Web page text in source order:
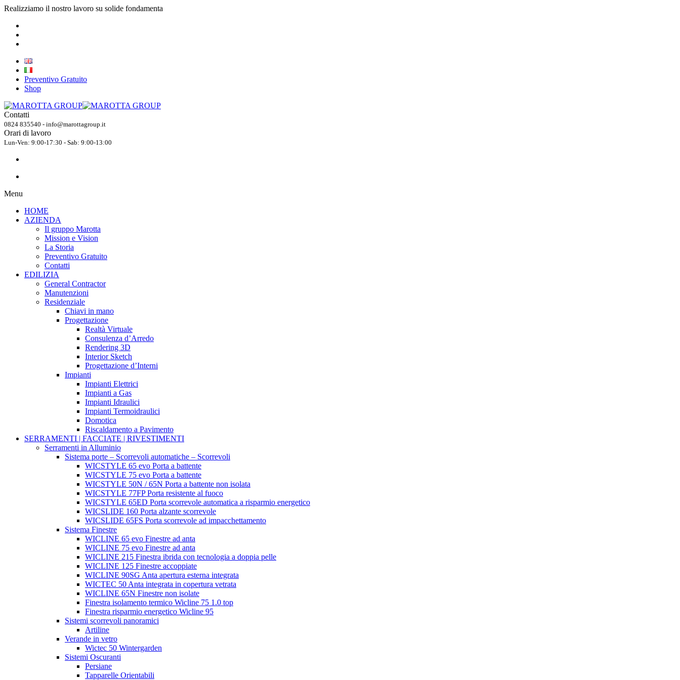
Realizziamo il nostro lavoro su solide fondamenta
Preventivo Gratuito
Shop
Contatti
0824 835540 - info@marottagroup.it
Orari di lavoro
Lun-Ven: 9:00-17:30 - Sab: 9:00-13:00
Menu
HOME
AZIENDA
Il gruppo Marotta
Mission e Vision
La Storia
Preventivo Gratuito
Contatti
EDILIZIA
General Contractor
Manutenzioni
Residenziale
Chiavi in mano
Progettazione
Realtà Virtuale
Consulenza d’Arredo
Rendering 3D
Interior Sketch
Progettazione d’Interni
Impianti
Impianti Elettrici
Impianti a Gas
Impianti Idraulici
Impianti Termoidraulici
Domotica
Riscaldamento a Pavimento
SERRAMENTI | FACCIATE | RIVESTIMENTI
Serramenti in Alluminio
Sistema porte – Scorrevoli automatiche – Scorrevoli
WICSTYLE 65 evo Porta a battente
WICSTYLE 75 evo Porta a battente
WICSTYLE 50N / 65N Porta a battente non isolata
WICSTYLE 77FP Porta resistente al fuoco
WICSTYLE 65ED Porta scorrevole automatica a risparmio energetico
WICSLIDE 160 Porta alzante scorrevole
WICSLIDE 65FS Porta scorrevole ad impacchettamento
Sistema Finestre
WICLINE 65 evo Finestre ad anta
WICLINE 75 evo Finestre ad anta
WICLINE 215 Finestra ibrida con tecnologia a doppia pelle
WICLINE 125 Finestre accoppiate
WICLINE 90SG Anta apertura esterna integrata
WICTEC 50 Anta integrata in copertura vetrata
WICLINE 65N Finestre non isolate
Finestra isolamento termico Wicline 75 1.0 top
Finestra risparmio energetico Wicline 95
Sistemi scorrevoli panoramici
Artiline
Verande in vetro
Wictec 50 Wintergarden
Sistemi Oscuranti
Persiane
Tapparelle Orientabili